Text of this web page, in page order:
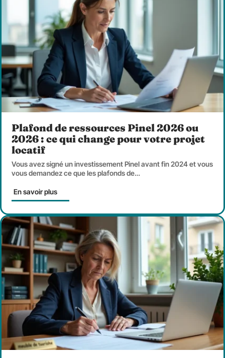
Plafond de ressources Pinel 2026 ou
2026 : ce qui change pour votre projet
locatif
Vous avez signé un investissement Pinel avant fin 2024 et vous
vous demandez ce que les plafonds de…
En savoir plus